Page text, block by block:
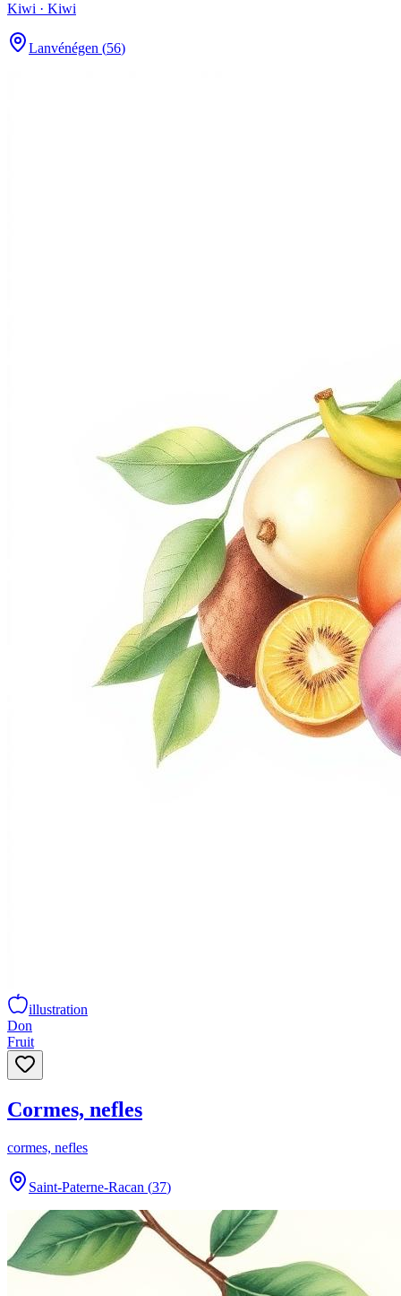
Kiwi · Kiwi
Lanvénégen (56)
illustration
Don
Fruit
Cormes, nefles
cormes, nefles
Saint-Paterne-Racan (37)